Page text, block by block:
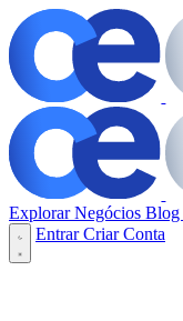
Explorar Negócios Blog
EntrarCriar Conta